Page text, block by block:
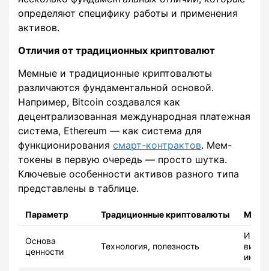
определяют специфику работы и применения
активов.
Отличия от традиционных криптовалют
Мемные и традиционные криптовалюты
различаются фундаментальной основой.
Например, Bitcoin создавался как
децентрализованная международная платежная
система, Ethereum — как система для
функционирования смарт-контрактов. Мем-
токены в первую очередь — просто шутка.
Ключевые особенности активов разного типа
представлены в таблице.
Параметр Традиционные криптовалюты Мем-
Основа
ценности
Технология, полезность